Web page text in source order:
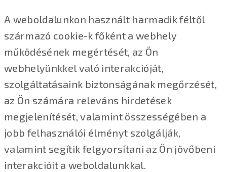
A weboldalunkon használt harmadik féltől
származó cookie-k főként a webhely
működésének megértését, az Ön
webhelyünkkel való interakcióját,
szolgáltatásaink biztonságának megőrzését,
az Ön számára releváns hirdetések
megjelenítését, valamint összességében a
jobb felhasználói élményt szolgálják,
valamint segítik felgyorsítani az Ön jövőbeni
interakcióit a weboldalunkkal.